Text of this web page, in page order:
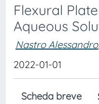
Flexural
Aqueous
Nastro Alessandro
2022-01-01
Scheda breve